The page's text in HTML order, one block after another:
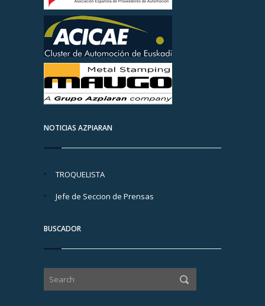
NOTICIAS AZPIARAN
TROQUELISTA
Jefe de Seccion de Prensas
BUSCADOR